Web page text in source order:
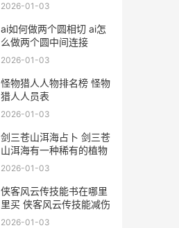
2026-01-03
ai如何做两个圆相切 ai怎
么做两个圆中间连接
2026-01-03
怪物猎人人物排名榜 怪物
猎人人员表
2026-01-03
剑三苍山洱海占卜 剑三苍
山洱海有一种稀有的植物
2026-01-03
侠客风云传技能书在哪里
里买 侠客风云传技能减伤
2026-01-03